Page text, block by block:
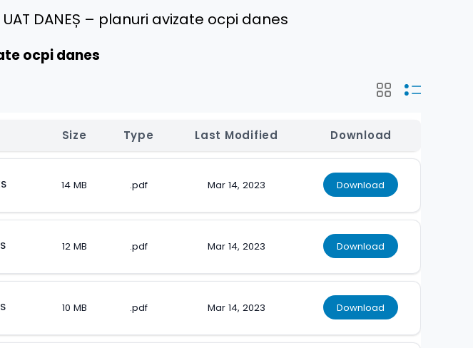
UAT DANEȘ – planuri avizate ocpi danes
ocpi danes
Size Type Last Modified Download
14 MB .pdf Mar 14, 2023 Download
12 MB .pdf Mar 14, 2023 Download
10 MB .pdf Mar 14, 2023 Download